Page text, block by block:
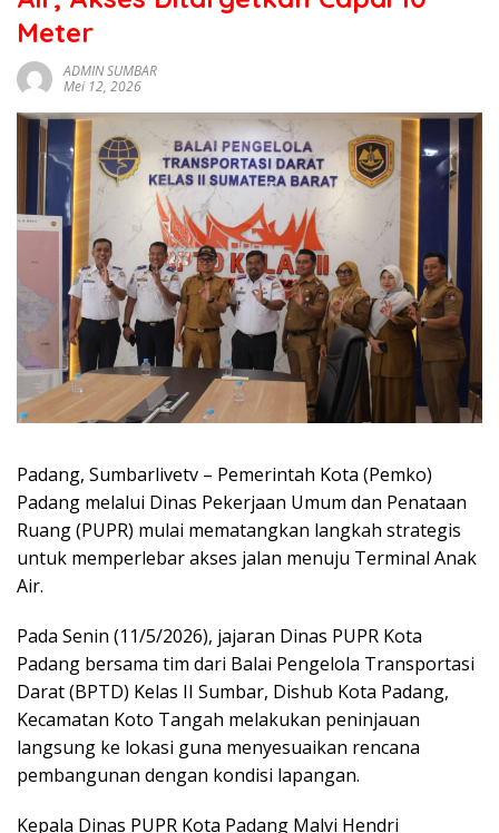
sumbar
tv
Meter
ADMIN SUMBAR
Mei 12, 2026
Padang, Sumbarlivetv – Pemerintah Kota (Pemko)
Padang melalui Dinas Pekerjaan Umum dan Penataan
Ruang (PUPR) mulai mematangkan langkah strategis
untuk memperlebar akses jalan menuju Terminal Anak
Air.
Pada Senin (11/5/2026), jajaran Dinas PUPR Kota
Padang bersama tim dari Balai Pengelola Transportasi
Darat (BPTD) Kelas II Sumbar, Dishub Kota Padang,
Kecamatan Koto Tangah melakukan peninjauan
langsung ke lokasi guna menyesuaikan rencana
pembangunan dengan kondisi lapangan.
Kepala Dinas PUPR Kota Padang Malvi Hendri